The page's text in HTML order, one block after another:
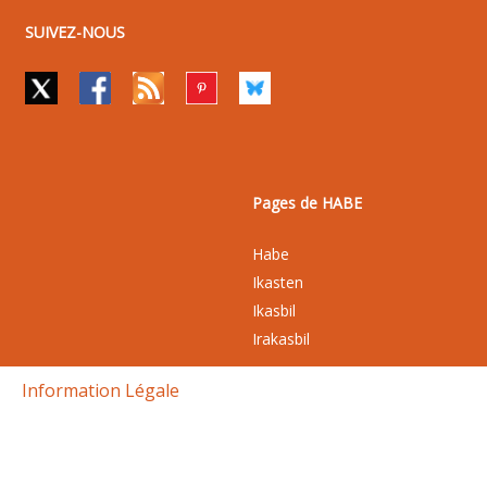
SUIVEZ-NOUS
Pages de HABE
Habe
Ikasten
Ikasbil
Irakasbil
Information Légale